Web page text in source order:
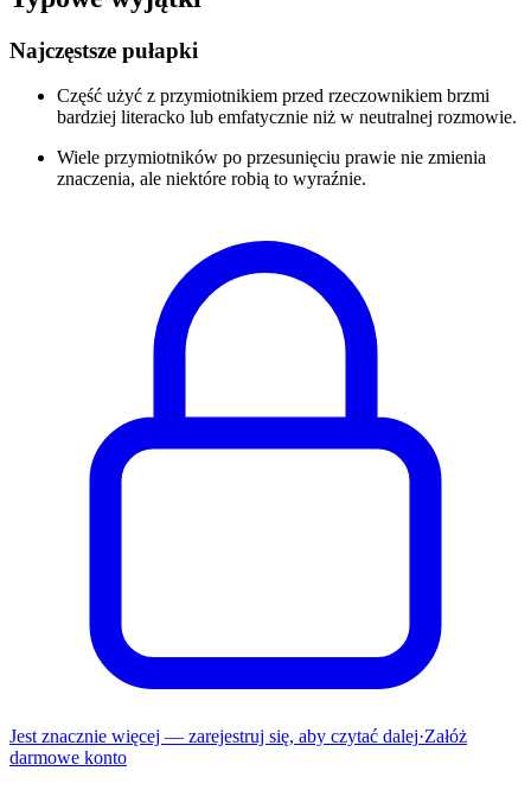
Najczęstsze pułapki
Część użyć z przymiotnikiem przed rzeczownikiem brzmi
bardziej literacko lub emfatycznie niż w neutralnej rozmowie.
Wiele przymiotników po przesunięciu prawie nie zmienia
znaczenia, ale niektóre robią to wyraźnie.
Jest znacznie więcej — zarejestruj się, aby czytać dalej·Załóż
darmowe konto